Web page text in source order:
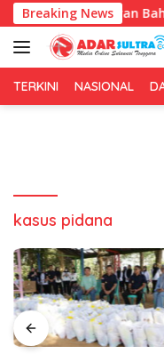
Langsung
ke
konten
Breaking News
Pembelajaran Bahasa
TERKINI NASIONAL
kasus pidana